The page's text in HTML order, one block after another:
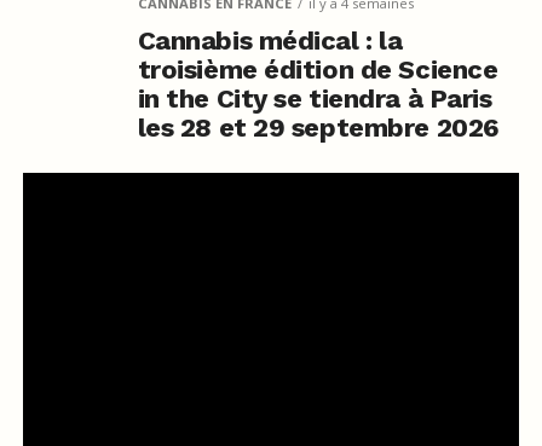
Cannabis médical : la
troisième édition de Science
in the City se tiendra à Paris
les 28 et 29 septembre 2026